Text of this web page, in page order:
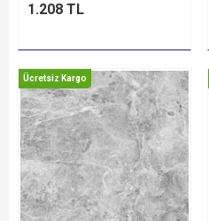
1.208 TL
Ücretsiz Kargo